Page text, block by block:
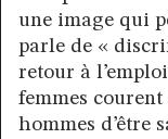
une image qui
parle de «
retour à
femmes
hommes d’être